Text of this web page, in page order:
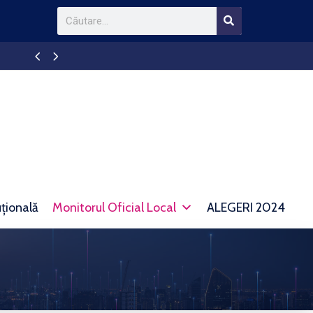
Monitorul Oficial Local ALEGERI 2024